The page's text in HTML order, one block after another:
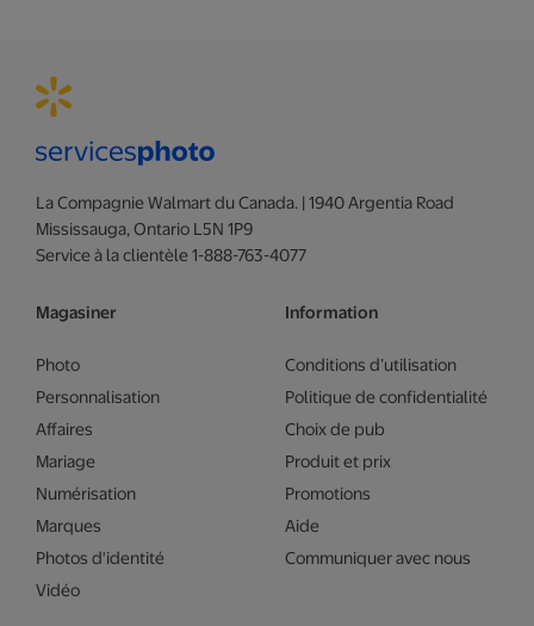
La Compagnie Walmart du Canada. | 1940 Argentia Road
Mississauga, Ontario L5N 1P9
Service à la clientèle 1-888-763-4077
Magasiner
Photo
Personnalisation
Affaires
Mariage
Numérisation
Marques
Photos d'identité
Vidéo
Information
Conditions d’utilisation
Politique de confidentialité
Choix de pub
Produit et prix
Promotions
Aide
Communiquer avec nous